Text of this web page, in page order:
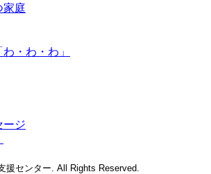
家庭
・わ・わ」
ージ
援センター. All Rights Reserved.